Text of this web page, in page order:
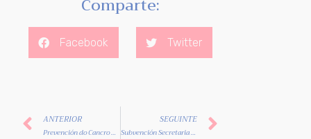
Comparte:
Facebook Twitter
ANTERIOR
Prevención do Cancro de Mama en tempos de COVID-19.
SEGUINTE
Subvención Secretaria Xeral de emprego para a contratación dunha Psicóloga e dunha Auxiliar Administrativa